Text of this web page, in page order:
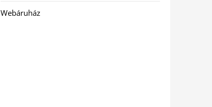
Webáruház